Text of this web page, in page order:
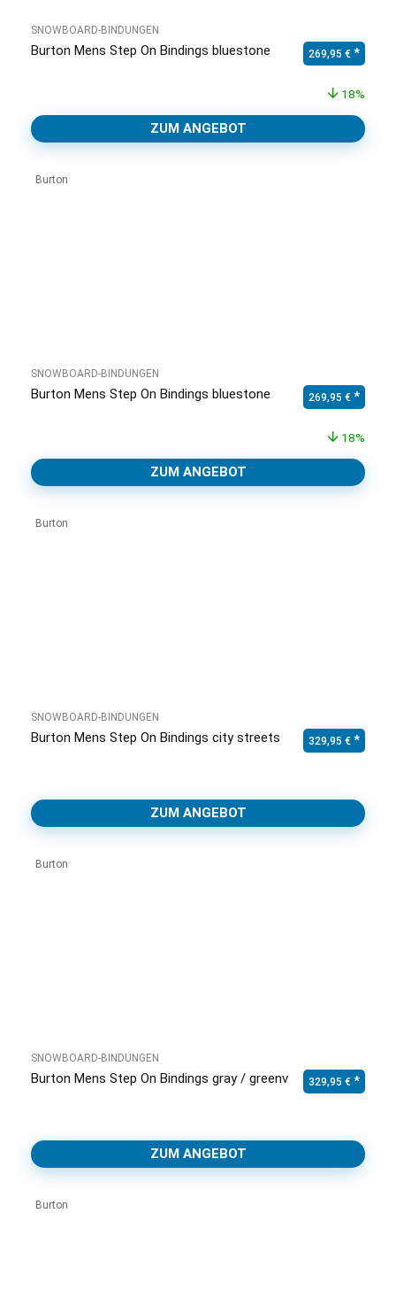
SNOWBOARD-BINDUNGEN
Burton Mens Step On Bindings bluestone Ursprünglicher
269,95 €
18%
ZUM ANGEBOT
Burton
SNOWBOARD-BINDUNGEN
Burton Mens Step On Bindings bluestone Ursprünglicher
269,95 €
18%
ZUM ANGEBOT
Burton
SNOWBOARD-BINDUNGEN
Burton Mens Step On Bindings city streets 329,95 €
ZUM ANGEBOT
Burton
SNOWBOARD-BINDUNGEN
Burton Mens Step On Bindings gray / greenv 329,95 €
ZUM ANGEBOT
Burton